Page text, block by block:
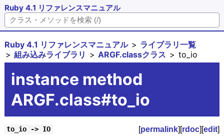
Ruby 4.1 リファレンスマニュアル
Ruby 4.1 リファレンスマニュアル
ライブラリ一覧
組み込みライブラリ
ARGF.classクラス to_io
instance method
ARGF.class#to_io
to_io -> IO [permalink][rdoc][edit]